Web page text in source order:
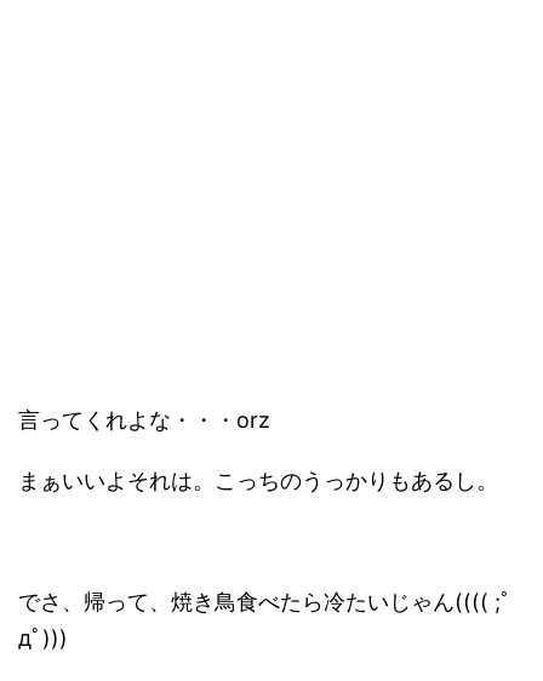
言ってくれよな・・・orz
まぁいいよそれは。こっちのうっかりもあるし。
でさ、帰って、焼き鳥食べたら冷たいじゃん(((( ;ﾟ
дﾟ)))